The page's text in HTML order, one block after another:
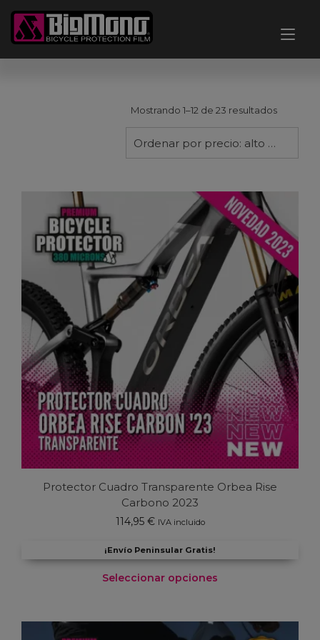
contenido
Mostrando 1–12 de 23 resultados
Ordenar por precio: alto a bajo
Protector Cuadro Transparente Orbea Rise
Carbono 2023
114,95 € IVA incluido
¡Envío Peninsular Gratis!
Seleccionar opciones
tiene